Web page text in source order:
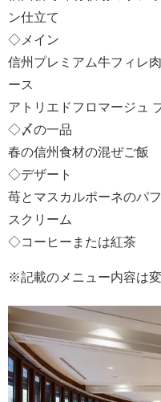
ン仕立て
◇メイン
信州プレミアム牛フィレ
ース
アトリエドフロマージュ
◇〆の一品
春の信州食材の混ぜご飯
◇デザート
苺とマスカルポーネのパ
スクリーム
◇コーヒーまたは紅茶
※記載のメニュー内容は